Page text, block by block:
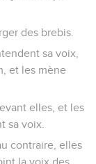
des brebis.
sa voix,
et les mène
elles, et les
sa voix.
contraire, elles
la voix des